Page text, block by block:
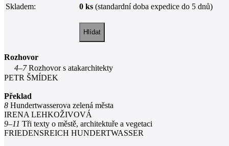
Skladem:
0 ks (standardní doba expedice do 5 dnů)
Rozhovor
4–7Rozhovor s atakarchitekty
PETR ŠMÍDEK
Překlad
8 Hundertwasserova zelená města
IRENA LEHKOŽIVOVÁ
9–11 Tři texty o městě, architektuře a vegetaci
FRIEDENSREICH HUNDERTWASSER